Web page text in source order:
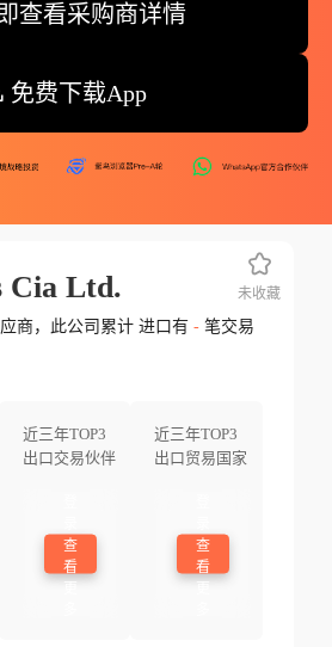
查看采购商详情
免费下载App
Cia Ltd.
商，此公司累计 进口有 -笔交易
近三年TOP3
出口交易伙伴
查
看
近三年TOP3
出口贸易国家
查
看
未收藏